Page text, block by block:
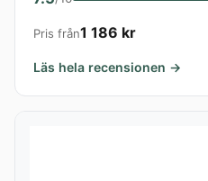
Pris från1 186 kr
Läs hela recensionen →